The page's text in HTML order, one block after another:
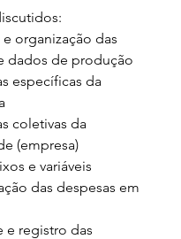
e organização das
dados de produção
específicas da
coletivas da
(empresa)
e variáveis
das despesas em
e registro das